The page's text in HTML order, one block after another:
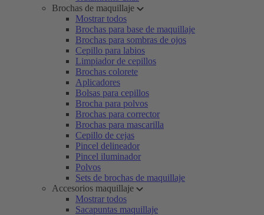
Brochas de maquillaje
Mostrar todos
Brochas para base de maquillaje
Brochas para sombras de ojos
Cepillo para labios
Limpiador de cepillos
Brochas colorete
Aplicadores
Bolsas para cepillos
Brocha para polvos
Brochas para corrector
Brochas para mascarilla
Cepillo de cejas
Pincel delineador
Pincel iluminador
Polvos
Sets de brochas de maquillaje
Accesorios maquillaje
Mostrar todos
Sacapuntas maquillaje